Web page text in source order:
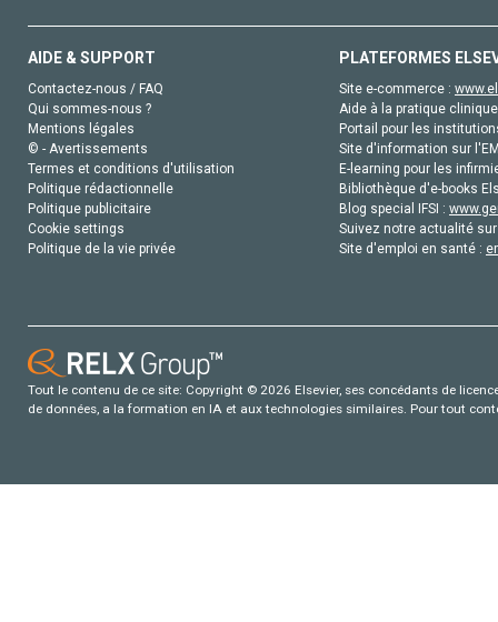
AIDE & SUPPORT
Contactez-nous / FAQ
Qui sommes-nous ?
Mentions légales
© - Avertissements
Termes et conditions d'utilisation
Politique rédactionnelle
Politique publicitaire
Cookie settings
Politique de la vie privée
PLATEFORMES
Site e-commerce :
Aide à la pratique
Portail pour les
Site d'information sur
E-learning pour les
Bibliothèque d'e-books
Blog special IFSI :
Suivez notre actualité
Site d'emploi en santé :
Tout le contenu de ce site: Copyright © 2026 Elsevier, ses concédants de
de données, a la formation en IA et aux technologies similaires. Pour tout